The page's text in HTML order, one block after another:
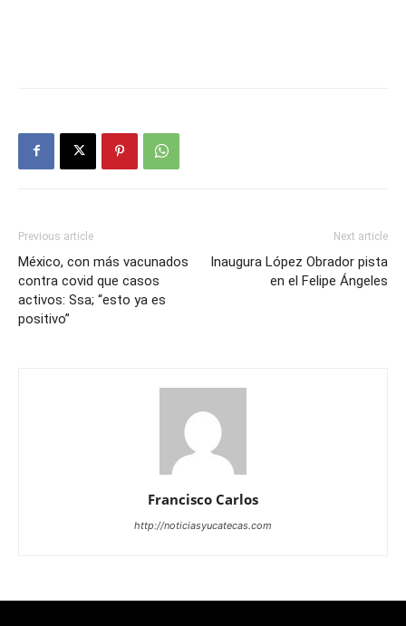
Previous article
México, con más vacunados
contra covid que casos
activos: Ssa; “esto ya es
positivo”
Next article
Inaugura López Obrador pista
en el Felipe Ángeles
Francisco Carlos
http://noticiasyucatecas.com